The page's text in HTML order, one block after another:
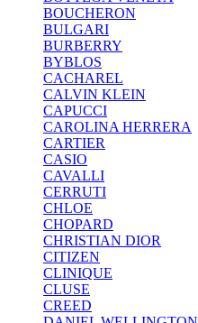
BOUCHERON
BULGARI
BURBERRY
BYBLOS
CACHAREL
CALVIN KLEIN
CAPUCCI
CAROLINA HERRERA
CARTIER
CASIO
CAVALLI
CERRUTI
CHLOE
CHOPARD
CHRISTIAN DIOR
CITIZEN
CLINIQUE
CLUSE
CREED